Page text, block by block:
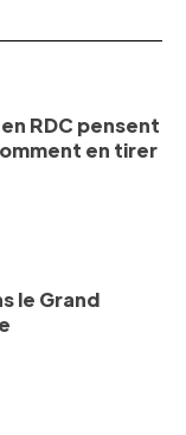
RDC pensent
en tirer
le Grand